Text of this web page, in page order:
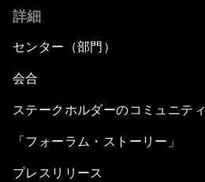
詳細
センター（部門）
会合
ステークホルダーのコミュニティ
「フォーラム・ストーリー」
プレスリリース